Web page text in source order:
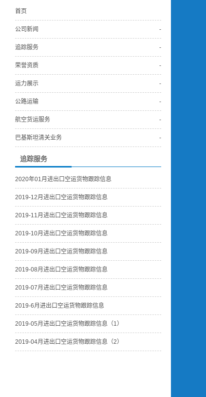
首页
-
公司新闻
-
追踪服务
-
荣誉资质
-
运力展示
-
公路运输
-
航空货运服务
-
巴基斯坦清关业务
追踪服务
2020年01月进出口空运货物跟踪信息
2019-12月进出口空运货物跟踪信息
2019-11月进出口空运货物跟踪信息
2019-10月进出口空运货物跟踪信息
2019-09月进出口空运货物跟踪信息
2019-08月进出口空运货物跟踪信息
2019-07月进出口空运货物跟踪信息
2019-6月进出口空运货物跟踪信息
2019-05月进出口空运货物跟踪信息（1）
2019-04月进出口空运货物跟踪信息（2）